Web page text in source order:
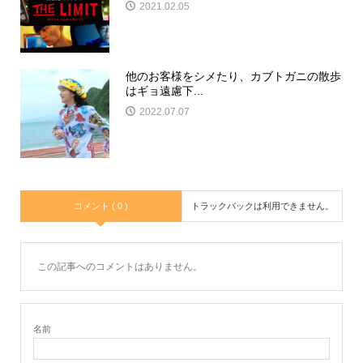
2021.02.05
他のお客様をシメたり、カブトガニの散歩
はギョ遠慮下...
2022.07.07
コメント ( 0 ) トラックバックは利用できません。
この記事へのコメントはありません。
名前